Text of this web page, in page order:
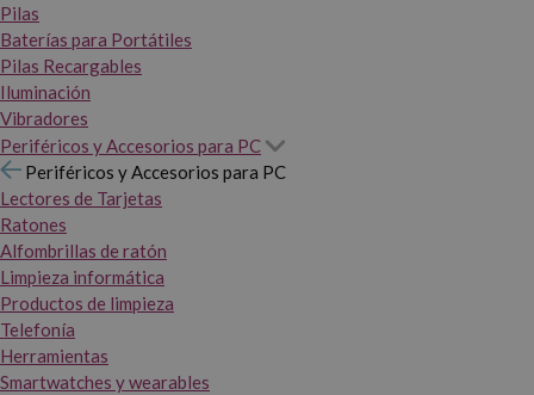
Pilas
Baterías para Portátiles
Pilas Recargables
Iluminación
Vibradores
Periféricos y Accesorios para PC
Periféricos y Accesorios para PC
Lectores de Tarjetas
Ratones
Alfombrillas de ratón
Limpieza informática
Productos de limpieza
Telefonía
Herramientas
Smartwatches y wearables